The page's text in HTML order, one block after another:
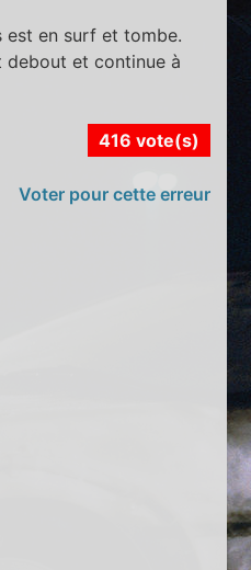
est en surf et tombe.
debout et continue à
416 vote(s)
Voter pour cette erreur